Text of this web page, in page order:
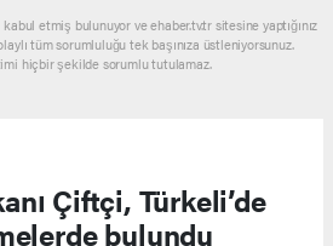
etmiş bulunuyor ve ehaber.tv.tr sitesine yaptığınız
tüm sorumluluğu tek başınıza üstleniyorsunuz.
hiçbir şekilde sorumlu tutulamaz.
Çiftçi, Türkeli’de
bulundu